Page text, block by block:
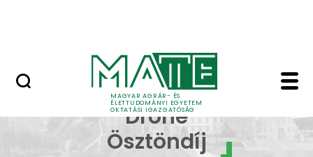
MAGYAR AGRÁR- ÉS
ÉLETTUDOMÁNYI EGYETEM
OKTATÁSI IGAZGATÓSÁG
ABZ Drone Ösztöndíj
ABZ
Drone
Ösztöndíj